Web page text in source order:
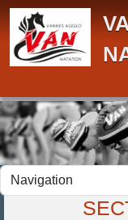
Panneau de gestion